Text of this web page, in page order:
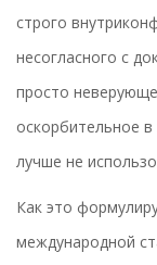
строго
несогласного с
просто
оскорбительное
лучше не
Как это
международной